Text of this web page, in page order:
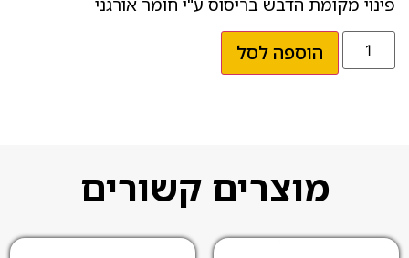
פינוי מקומת הדבש בריסוס ע"י חומר אורגני
הוספה לסל
מוצרים קשורים